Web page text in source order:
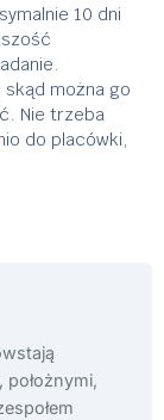
10 dni
można go
Nie trzeba
do placówki,